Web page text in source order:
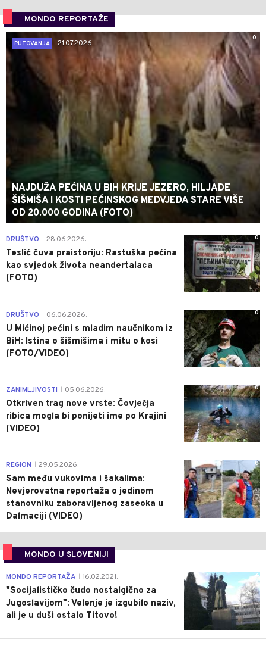
MONDO REPORTAŽE
0
PUTOVANJA
21.07.2026.
NAJDUŽA PEĆINA U BIH KRIJE JEZERO, HILJADE
ŠIŠMIŠA I KOSTI PEĆINSKOG MEDVJEDA STARE VIŠE
OD 20.000 GODINA (FOTO)
0
DRUŠTVO 28.06.2026.
Teslić čuva praistoriju: Rastuška pećina
kao svjedok života neandertalaca
(FOTO)
0
DRUŠTVO 06.06.2026.
U Mićinoj pećini s mladim naučnikom iz
BiH: Istina o šišmišima i mitu o kosi
(FOTO/VIDEO)
0
ZANIMLJIVOSTI 05.06.2026.
Otkriven trag nove vrste: Čovječja
ribica mogla bi ponijeti ime po Krajini
(VIDEO)
0
REGION 29.05.2026.
Sam među vukovima i šakalima:
Nevjerovatna reportaža o jedinom
stanovniku zaboravljenog zaseoka u
Dalmaciji (VIDEO)
MONDO U SLOVENIJI
4
MONDO REPORTAŽA 16.02.2021.
"Socijalističko čudo nostalgično za
Jugoslavijom": Velenje je izgubilo naziv,
ali je u duši ostalo Titovo!